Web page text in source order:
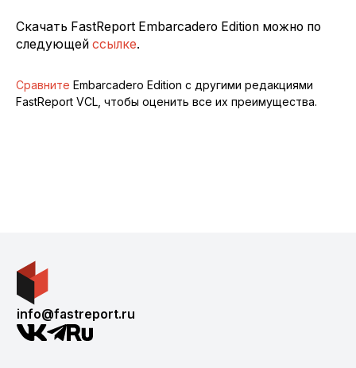
Скачать FastReport Embarcadero Edition можно по
следующей ссылке.
Сравните Embarcadero Edition с другими редакциями
FastReport VCL, чтобы оценить все их преимущества.
info@fastreport.ru